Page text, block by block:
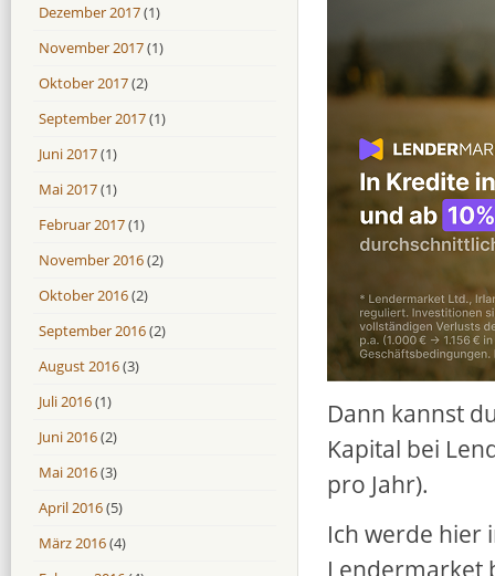
Dann kannst
Kapital bei
pro Jahr).
Ich werde hier
Lendermarket
Dezember 2017(1)
November 2017(1)
Oktober 2017(2)
September 2017(1)
Juni 2017(1)
Mai 2017(1)
Februar 2017(1)
November 2016(2)
Oktober 2016(2)
September 2016(2)
August 2016(3)
Juli 2016(1)
Juni 2016(2)
Mai 2016(3)
April 2016(5)
März 2016(4)